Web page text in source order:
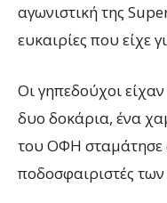
αγωνιστική της
ευκαιρίες που είχε
Οι γηπεδούχοι είχαν
δυο δοκάρια, ένα
του ΟΦΗ σταμάτησε
ποδοσφαιριστές